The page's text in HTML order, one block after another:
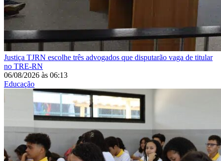
Justiça TJRN escolhe três advogados que disputarão vaga de titular
no TRE-RN
06/08/2026 às 06:13
Educação